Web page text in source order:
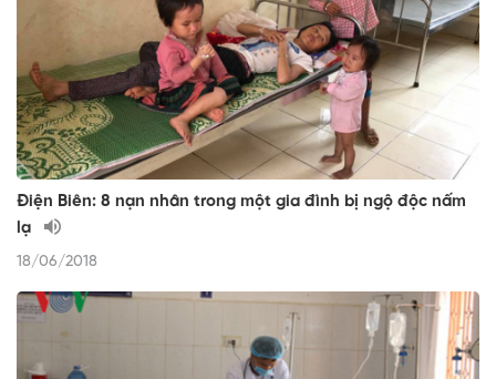
Điện Biên: 8 nạn nhân trong một gia đình bị ngộ độc nấm
lạ
18/06/2018